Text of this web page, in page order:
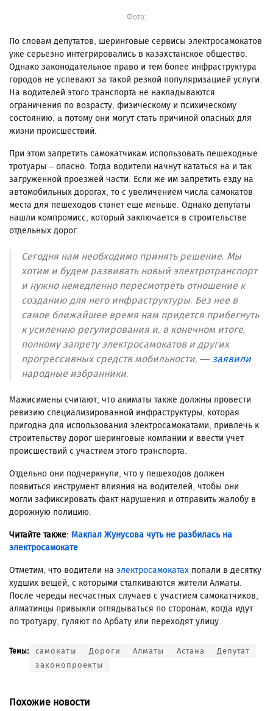
Фото:
По словам депутатов, шеринговые сервисы электросамокатов
уже серьезно интегрировались в казахстанское общество.
Однако законодательное право и тем более инфраструктура
городов не успевают за такой резкой популяризацией услуги.
На водителей этого транспорта не накладываются
ограничения по возрасту, физическому и психическому
состоянию, a потому они могут стать причиной опасных для
жизни происшествий.
При этом запретить самокатчикам использовать пешеходные
тротуары – опасно. Тогда водители начнут кататься на и так
загруженной проезжей части. Если же им запретить езду на
автомобильных дорогах, то с увеличением числа самокатов
места для пешеходов станет еще меньше. Однако депутаты
нашли компромисс, который заключается в строительстве
отдельных дорог.
Сегодня нам необходимо принять решение. Мы
хотим и будем развивать новый электротранспорт
и нужно немедленно пересмотреть отношение к
созданию для него инфраструктуры. Без нее в
самое ближайшее время нам придется прибегнуть
к усилению регулирования и, в конечном итоге,
полному запрету электросамокатов и других
прогрессивных средств мобильности, — заявили
народные избранники.
Мажисимены считают, что акиматы также должны провести
ревизию специализированной инфраструктуры, которая
пригодна для использования электросамокатами, привлечь к
строительству дорог шеринговые компании и ввести учет
происшествий с участием этого транспорта.
Отдельно они подчеркнули, что у пешеходов должен
появиться инструмент влияния на водителей, чтобы они
могли зафиксировать факт нарушения и отправить жалобу в
дорожную полицию.
Читайте также: Макпал Жунусова чуть не разбилась на
электросамокате
Отметим, что водители на электросамокатах попали в десятку
худших вещей, с которыми сталкиваются жители Алматы.
После череды несчастных случаев с участием самокатчиков,
алматинцы привыкли оглядываться по сторонам, когда идут
по тротуару, гуляют по Арбату или переходят улицу.
Темы: самокаты Дороги Алматы Астана
Депутат
законопроекты
Похожие новости